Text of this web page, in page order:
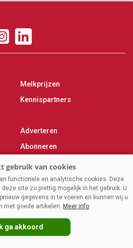
Melkprijzen
Kennispartners
Adverteren
Abonneren
Over ons
Contact
|PRIVACY
functionele en analytische cookies. Deze
site zo prettig mogelijk in het gebruik. U
gegevens in te voeren en kunnen wij u
met goede artikelen. Meer info
Ik ga akkoord